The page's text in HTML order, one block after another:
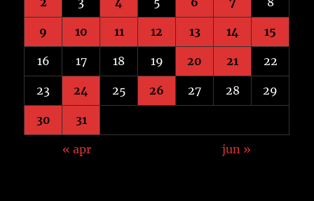
9 10 11 12 13 14 15
16 17 18 19 20 21 22
23 24 25 26 27 28 29
30 31
« apr jun »